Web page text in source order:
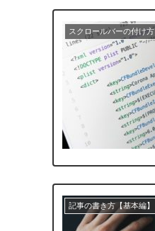
スクロールバーの付け方
記事の書き方【基本編】